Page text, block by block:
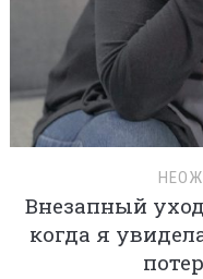
Внезапный
когда я